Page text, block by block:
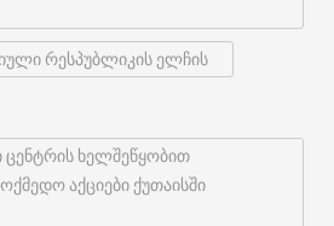
რესპუბლიკის ელჩის
ხელშეწყობით
აქციები ქუთაისში